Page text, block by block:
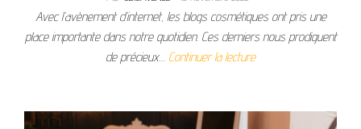
Avec l’avènement d’internet, les blogs cosmétiques ont pris une
place importante dans notre quotidien. Ces derniers nous prodiguent
de précieux… Continuer la lecture